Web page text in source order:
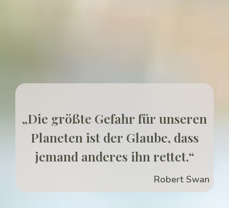
„Die größte Gefahr für unseren
Planeten ist der Glaube, dass
jemand anderes ihn rettet.“
Robert Swan